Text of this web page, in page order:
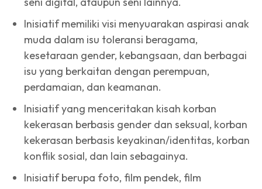
Inisiatif memiliki visi menyuarakan aspirasi anak
muda dalam isu toleransi beragama,
kesetaraan gender, kebangsaan, dan berbagai
isu yang berkaitan dengan perempuan,
perdamaian, dan keamanan.
Inisiatif yang menceritakan kisah korban
kekerasan berbasis gender dan seksual, korban
kekerasan berbasis keyakinan/identitas, korban
konflik sosial, dan lain sebagainya.
Inisiatif berupa foto, film pendek, film